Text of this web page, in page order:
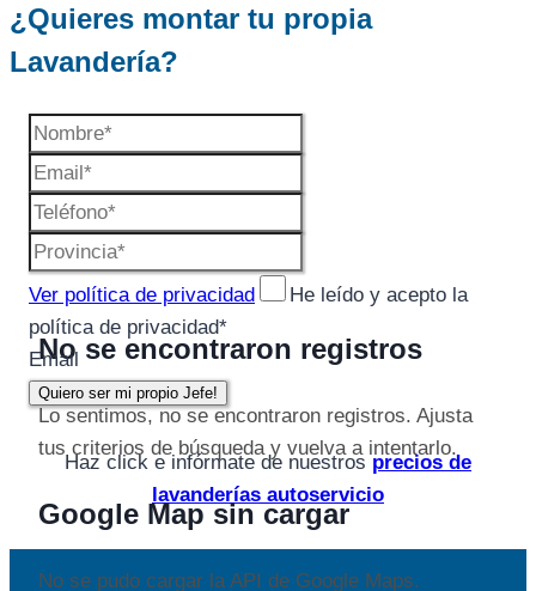
No se encontraron registros
Lo sentimos, no se encontraron registros. Ajusta
tus criterios de búsqueda y vuelva a intentarlo.
Google Map sin cargar
No se pudo cargar la API de Google Maps.
¿Quieres montar tu propia
Lavandería?
Ver política de privacidad
He leído y acepto la
política de privacidad*
Email
Quiero ser mi propio Jefe!
Haz click e infórmate de nuestrosprecios de
lavanderías autoservicio